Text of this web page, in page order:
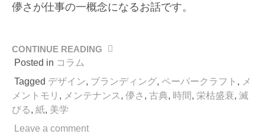
儚さが仕事の一概念になるお話です。
CONTINUE READING
“紙
力
を
Posted in コラム
Tagged デザイン, ブランディング, ペーパークラフト , メ
メントモリ , メンテナンス , 儚さ , 古典, 時間, 栄枯盛衰, 滅
びる, 紙, 美学
Leave a comment